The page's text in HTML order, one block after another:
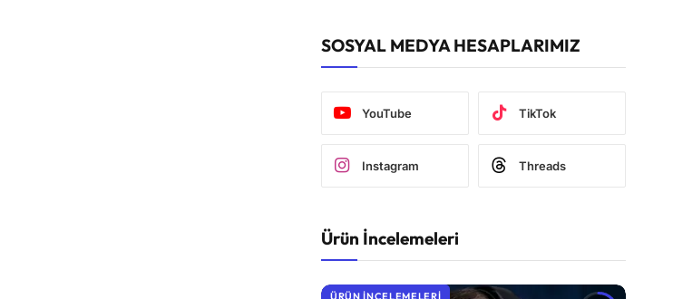
SOSYAL MEDYA HESAPLARIMIZ
YouTube TikTok
Instagram Threads
Ürün İncelemeleri
ÜRÜN İNCELEMELERI